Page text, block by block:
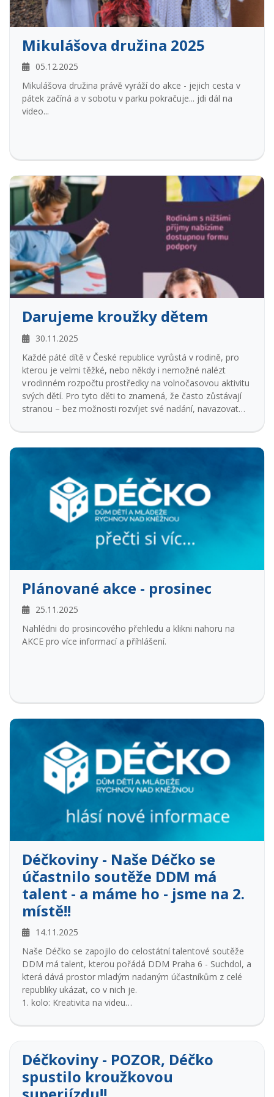
Mikulášova družina 2025
05.12.2025
Mikulášova družina právě vyráží do akce - jejich cesta v
pátek začíná a v sobotu v parku pokračuje... jdi dál na
video...
Darujeme kroužky dětem
30.11.2025
Každé páté dítě v České republice vyrůstá v rodině, pro
kterou je velmi těžké, nebo někdy i nemožné nalézt
v rodinném rozpočtu prostředky na volnočasovou aktivitu
svých dětí. Pro tyto děti to znamená, že často zůstávají
stranou – bez možnosti rozvíjet své nadání, navazovat
Projekt Darujeme kroužky dětem jim tuto šanci vrací. Díky
prostředí aktivně a smysluplně trávit volný čas – stejně
jako jejich vrstevníci.
Pokud se vás to týká, zde je odkaz
https://www.darujemekrouzky.cz/ - můžete projekt
podpořit nebo žádat o pomoc.
Plánované akce - prosinec
25.11.2025
Nahlédni do prosincového přehledu a klikni nahoru na
AKCE pro více informací a příhlášení.
Déčkoviny - Naše Déčko se
účastnilo soutěže DDM má
talent - a máme ho - jsme na 2.
místě!!
14.11.2025
Naše Déčko se zapojilo do celostátní talentové soutěže
DDM má talent, kterou pořádá DDM Praha 6 - Suchdol, a
která dává prostor mladým nadaným účastníkům z celé
republiky ukázat, co v nich je.
1. kolo: Kreativita na videu
ve kterých předvedli své dovednosti.
republiky.
Naše Déčko reprezentovali:
JUMPING KIDS – Makes my body dance (jumping)
JUMPING TEENAGRES – Waka, waka (jumping)
Déčkoviny - POZOR, Déčko
spustilo kroužkovou